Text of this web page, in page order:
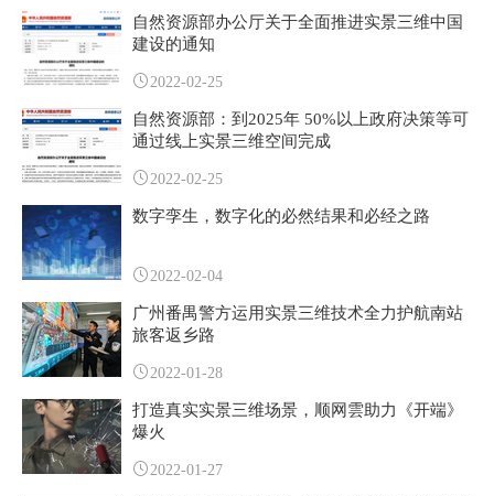
自然资源部办公厅关于全面推进实景三维中国
建设的通知
2022-02-25
自然资源部：到2025年 50%以上政府决策等可
通过线上实景三维空间完成
2022-02-25
数字孪生，数字化的必然结果和必经之路
2022-02-04
广州番禺警方运用实景三维技术全力护航南站
旅客返乡路
2022-01-28
打造真实实景三维场景，顺网雲助力《开端》
爆火
2022-01-27